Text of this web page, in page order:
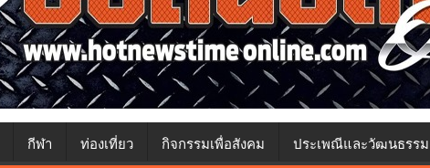
กีฬา ท่องเที่ยว กิจกรรมเพื่อสังคม ประเพณีและวัฒนธรรม